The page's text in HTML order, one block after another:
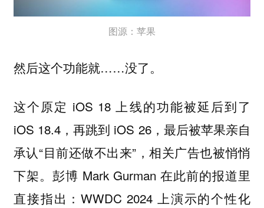
图源：苹果
然后这个功能就……没了。
这个原定 iOS 18 上线的功能被延后到了
iOS 18.4，再跳到 iOS 26，最后被苹果亲自
承认“目前还做不出来”，相关广告也被悄悄
下架。彭博 Mark Gurman 在此前的报道里
直接指出：WWDC 2024 上演示的个性化